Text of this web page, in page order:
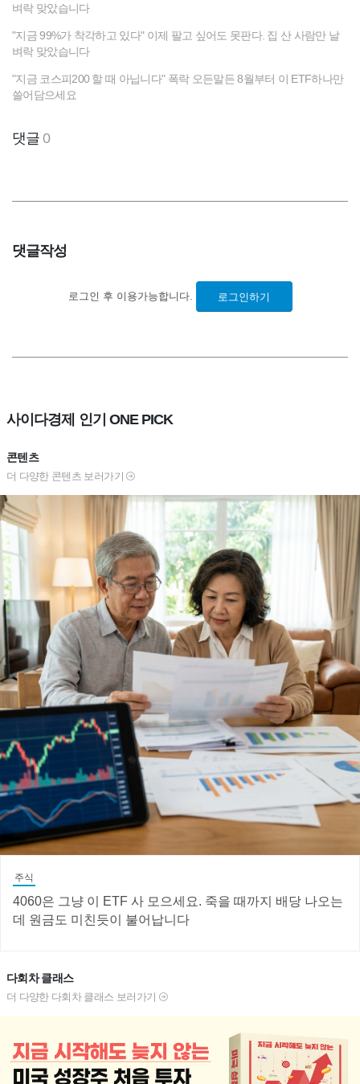
벼락 맞았습니다
"지금 99%가 착각하고 있다" 이제 팔고 싶어도 못판다. 집 산 사람만 날
벼락 맞았습니다
"지금 코스피200 할 때 아닙니다" 폭락 오든말든 8월부터 이 ETF하나만
쓸어담으세요
댓글0
댓글작성
로그인 후 이용가능합니다. 로그인하기
사이다경제 인기 ONE PICK
콘텐츠
더 다양한 콘텐츠 보러가기
주식
4060은 그냥 이 ETF 사 모으세요. 죽을 때까지 배당 나오는
데 원금도 미친듯이 불어납니다
다회차 클래스
더 다양한 다회차 클래스 보러가기